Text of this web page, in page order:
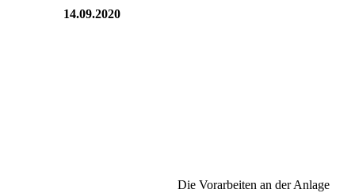
14.09.2020
Die Vorarbeiten an der Anlage